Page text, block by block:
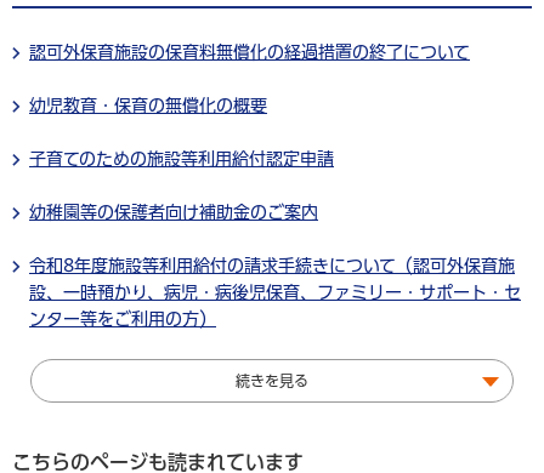
認可外保育施設の保育料無償化の経過措置の終了について
幼児教育・保育の無償化の概要
子育てのための施設等利用給付認定申請
幼稚園等の保護者向け補助金のご案内
令和8年度施設等利用給付の請求手続きについて（認可外保育施
設、一時預かり、病児・病後児保育、ファミリー・サポート・セ
ンター等をご利用の方）
続きを見る
こちらのページも読まれています